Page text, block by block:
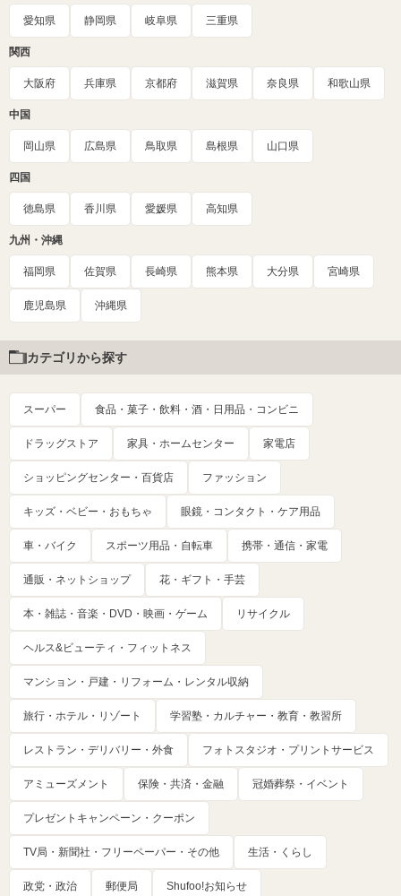
愛知県 静岡県 岐阜県 三重県
関西
大阪府 兵庫県 京都府 滋賀県 奈良県 和歌山県
中国
岡山県 広島県 鳥取県 島根県 山口県
四国
徳島県 香川県 愛媛県 高知県
九州・沖縄
福岡県 佐賀県 長崎県 熊本県 大分県 宮崎県
鹿児島県 沖縄県
カテゴリから探す
スーパー 食品・菓子・飲料・酒・日用品・コンビニ
ドラッグストア 家具・ホームセンター 家電店
ショッピングセンター・百貨店 ファッション
キッズ・ベビー・おもちゃ 眼鏡・コンタクト・ケア用品
車・バイク スポーツ用品・自転車 携帯・通信・家電
通販・ネットショップ 花・ギフト・手芸
本・雑誌・音楽・DVD・映画・ゲーム リサイクル
ヘルス&ビューティ・フィットネス
マンション・戸建・リフォーム・レンタル収納
旅行・ホテル・リゾート 学習塾・カルチャー・教育・教習所
レストラン・デリバリー・外食 フォトスタジオ・プリントサービス
アミューズメント 保険・共済・金融 冠婚葬祭・イベント
プレゼントキャンペーン・クーポン
TV局・新聞社・フリーペーパー・その他 生活・くらし
政党・政治 郵便局 Shufoo!お知らせ